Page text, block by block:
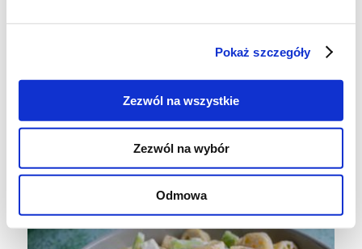
Pokaż szczegóły
Zezwól na wszystkie
Zezwól na wybór
Odmowa